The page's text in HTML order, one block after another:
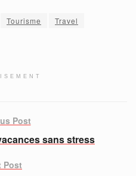
Tourisme
Travel
Post
sans stress
Post